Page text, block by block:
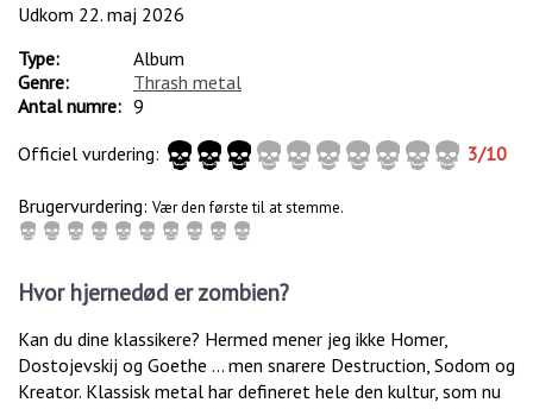
Udkom 22. maj 2026
Type:
Album
Genre:
Thrash metal
Antal numre: 9
Officiel vurdering:
3/10
Brugervurdering: Vær den første til at stemme.
Hvor hjernedød er zombien?
Kan du dine klassikere? Hermed mener jeg ikke Homer,
Dostojevskij og Goethe … men snarere Destruction, Sodom og
Kreator. Klassisk metal har defineret hele den kultur, som nu